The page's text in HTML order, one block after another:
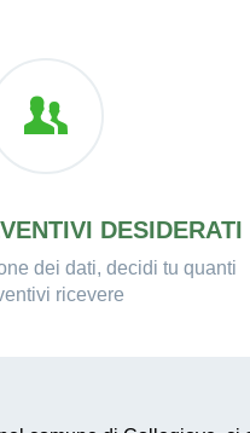
DESIDERATI
dei dati, decidi tu quanti
ricevere